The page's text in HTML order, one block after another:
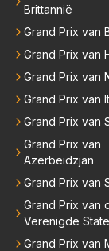
Brittannië
Grand Prix van
Grand Prix van
Grand Prix van
Grand Prix van
Grand Prix van
Grand Prix van
Azerbeidzjan
Grand Prix van
Grand Prix van
Verenigde
Grand Prix van